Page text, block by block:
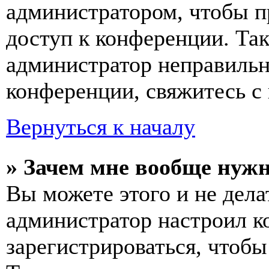
администратором, чтобы
доступ к конференции.
администратор
конференции, свяжитесь
Вернуться к началу
» Зачем мне вообще
Вы можете этого и не
администратор
зарегистрироваться,